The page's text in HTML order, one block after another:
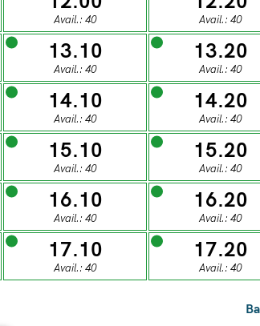
29
MONDAY
03
WEDNESDAY
05
MONDAY
10
TUESDAY
11
WEDNESDAY
12
MONDAY TUESDAY WEDNESDAY
19
Avail.: 40 Avail.: 40
13.10
Avail.: 40
13.20
Avail.: 40
14.10
Avail.: 40
14.20
Avail.: 40
15.10
Avail.: 40
15.20
Avail.: 40
16.10
Avail.: 40
16.20
Avail.: 40
17.10
Avail.: 40
17.20
Avail.: 40